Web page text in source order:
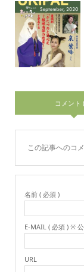
コメント
この記事へのコ
名前 ( 必須 )
E-MAIL ( 必須 ) ※
URL